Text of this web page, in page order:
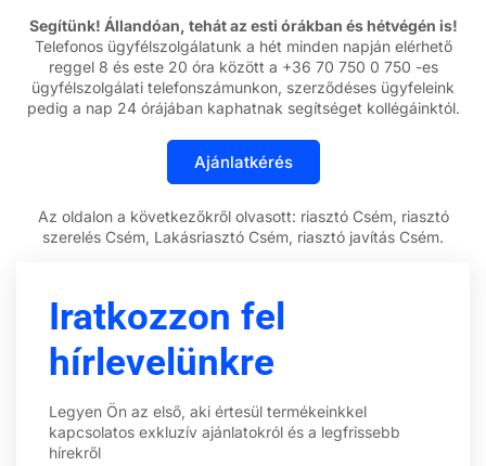
Segítünk! Állandóan, tehát az esti órákban és hétvégén is!
Telefonos ügyfélszolgálatunk a hét minden napján elérhető
reggel 8 és este 20 óra között a +36 70 750 0 750 -es
ügyfélszolgálati telefonszámunkon, szerződéses ügyfeleink
pedig a nap 24 órájában kaphatnak segítséget kollégáinktól.
Az oldalon a következőkről olvasott: riasztó Csém, riasztó
szerelés Csém, Lakásriasztó Csém, riasztó javítás Csém.
Iratkozzon fel
hírlevelünkre
Legyen Ön az első, aki értesül termékeinkkel
kapcsolatos exkluzív ajánlatokról és a legfrissebb
hírekről